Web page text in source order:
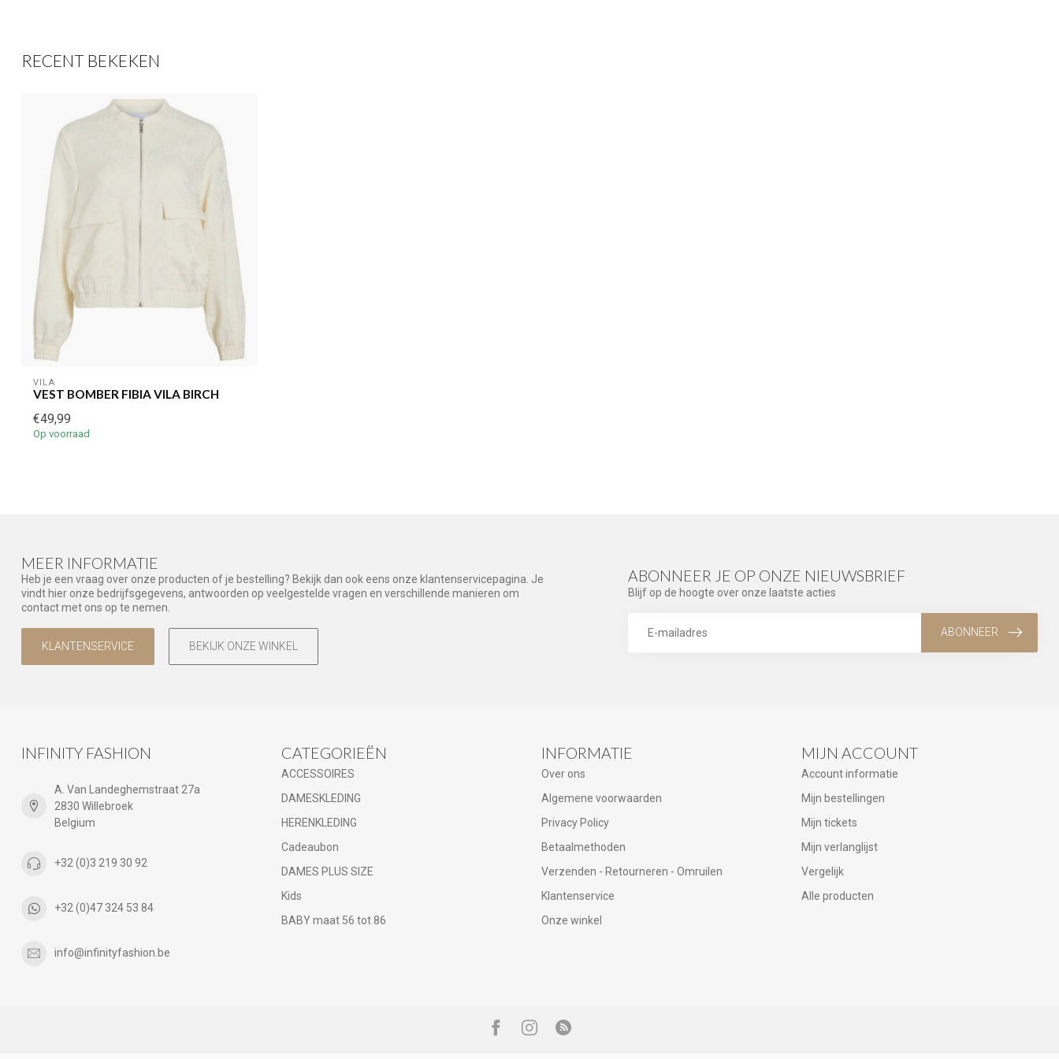
RECENT BEKEKEN
VILA
VEST BOMBER FIBIA VILA BIRCH
€49,99
Op voorraad
MEER INFORMATIE
Heb je een vraag over onze producten of je bestelling? Bekijk dan ook eens onze klantenservicepagina. Je
vindt hier onze bedrijfsgegevens, antwoorden op veelgestelde vragen en verschillende manieren om
contact met ons op te nemen.
KLANTENSERVICE BEKIJK ONZE WINKEL
ABONNEER JE OP ONZE NIEUWSBRIEF
Blijf op de hoogte over onze laatste acties
ABONNEER
INFINITY FASHION
A. Van Landeghemstraat 27a
2830 Willebroek
Belgium
+32 (0)3 219 30 92
+32 (0)47 324 53 84
info@infinityfashion.be
CATEGORIEËN
ACCESSOIRES
DAMESKLEDING
HERENKLEDING
Cadeaubon
DAMES PLUS SIZE
Kids
BABY maat 56 tot 86
INFORMATIE
Over ons
Algemene voorwaarden
Privacy Policy
Betaalmethoden
Verzenden - Retourneren - Omruilen
Klantenservice
Onze winkel
MIJN ACCOUNT
Account informatie
Mijn bestellingen
Mijn tickets
Mijn verlanglijst
Vergelijk
Alle producten